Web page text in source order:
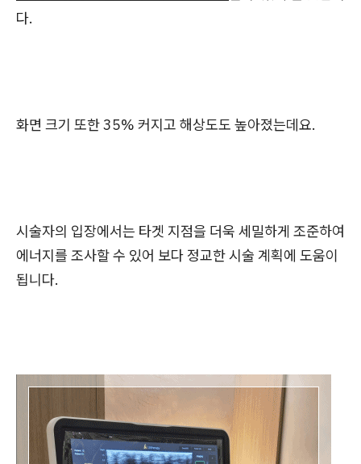
다.
화면 크기 또한 35% 커지고 해상도도 높아졌는데요.
시술자의 입장에서는 타겟 지점을 더욱 세밀하게 조준하여
에너지를 조사할 수 있어 보다 정교한 시술 계획에 도움이
됩니다.